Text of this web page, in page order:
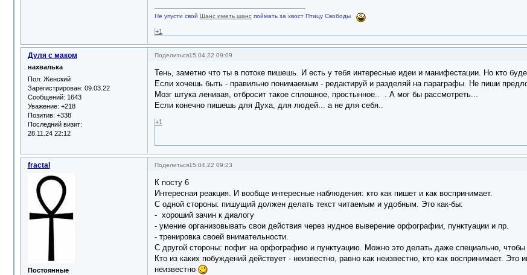
Не упусти свой Шанс иметь шанспоймать за хвост Птицу Свободы
+1
Поделиться15.04.22 09:09
Дуля с маком
нахвалька
Пол: Женский
Зарегистрирован: 09.03.22
Сообщений: 1643
Уважение: +218
Позитив: +338
Последний визит:
28.11.24 22:12
Тень, заметно что ты в потоке пишешь. И есть у тебя интересные идеи и манифестации. Но кто
Если хочешь быть - правильно понимаемым - редактируй и разделяй на параграфы. Не пиши
Мозг штука ленивая, отбросит такое сплошное, простынное.. . А мог бы рассмотреть...
Если конечно пишешь для Духа, для людей... а не для себя..
+1
Поделиться15.04.22 09:23
fractal
Постоянные
К посту 6
Интересная реакция. И вообще интересные наблюдения: кто как пишет и как воспринимает.
С одной стороны: пишущий должен делать текст читаемым и удобным. Это как-бы:
- хороший зачин к диалогу
- умение организовывать свои действия через нудное выверение орфографии, пунктуации и пр.
- тренировка своей внимательности.
С другой стороны: пофиг на орфографию и пунктуацию. Можно это делать даже специально,
Кто из каких побуждений действует - неизвестно, равно как неизвестно, кто как воспринимает.
неизвестно